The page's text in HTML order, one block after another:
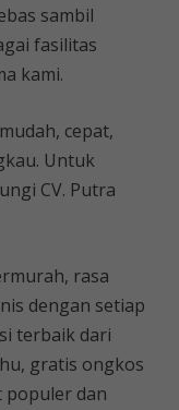
sambil
fasilitas
kami.
cepat,
Untuk
CV. Putra
rasa
dengan setiap
terbaik dari
gratis ongkos
populer dan